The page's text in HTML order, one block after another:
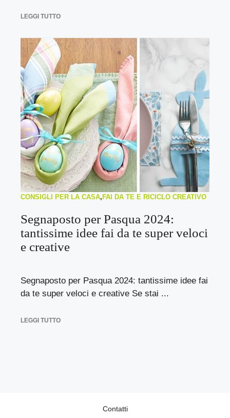
LEGGI TUTTO
CONSIGLI PER LA CASA, FAI DA TE E RICICLO CREATIVO
Segnaposto per Pasqua 2024:
tantissime idee fai da te super veloci
e creative
Segnaposto per Pasqua 2024: tantissime idee fai
da te super veloci e creative Se stai ...
LEGGI TUTTO
Contatti